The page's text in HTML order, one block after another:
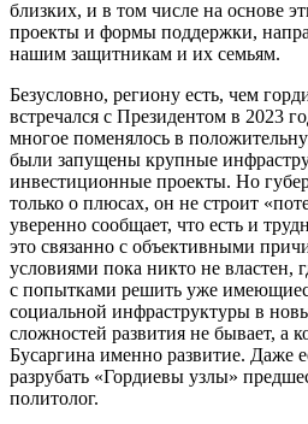
близких, и в том числе на основе
проекты и формы поддержки,
нашим защитникам и их семьям.
Безусловно, региону есть, чем
встречался с Президентом в 2023
многое поменялось в
были запущены крупные
инвестиционные проекты. Но
только о плюсах, он не строит
уверенно сообщает, что есть и
это связанно с объективными
условиями пока никто не властен,
с попытками решить уже
социальной инфраструктуры в
сложностей развития не бывает, а
Бусаргина именно развитие. Даже
разрубать «Гордиевы узлы»
политолог.